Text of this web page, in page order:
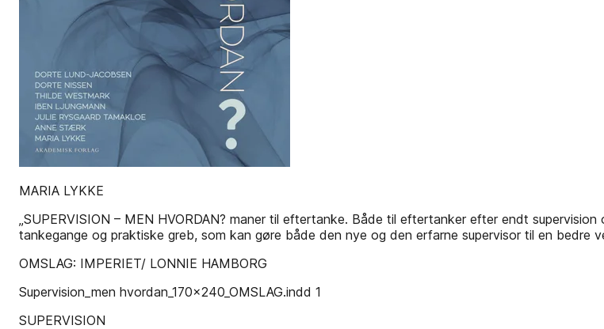
MARIA LYKKE
„SUPERVISION – MEN HVORDAN? maner til eftertanke. Både til eftertanker efter endt
tankegange og praktiske greb, som kan gøre både den nye og den erfarne supervisor til en bedre
OMSLAG: IMPERIET/ LONNIE HAMBORG
Supervision_men hvordan_170x240_OMSLAG.indd 1
SUPERVISION